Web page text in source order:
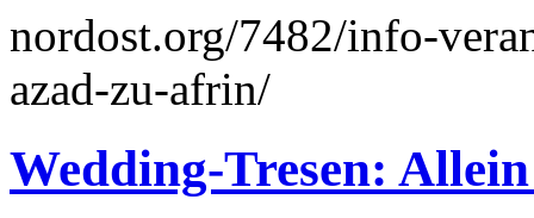
nordost.org/7482/info-
azad-zu-afrin/
Wedding-Tresen: